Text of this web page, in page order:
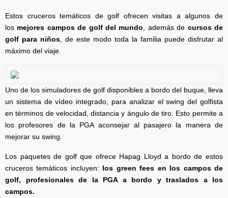
Estos cruceros temáticos de golf ofrecen visitas a algunos de
los mejores campos de golf del mundo , además de cursos de
golf para niños , de este modo toda la familia puede disfrutar al
máximo del viaje.
Uno de los simuladores de golf disponibles a bordo del buque, lleva
un sistema de vídeo integrado, para analizar el swing del golfista
en términos de velocidad, distancia y ángulo de tiro. Esto permite a
los profesores de la PGA aconsejar al pasajero la manera de
mejorar su swing.
Los paquetes de golf que ofrece Hapag Lloyd a bordo de estos
cruceros temáticos incluyen: los green fees en los campos de
golf, profesionales de la PGA a bordo y traslados a los
campos.